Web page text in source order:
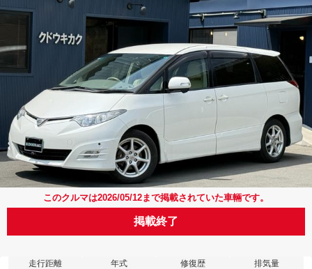
このクルマは2026/05/12まで掲載されていた車輛です。
掲載終了
走行距離 年式 修復歴 排気量